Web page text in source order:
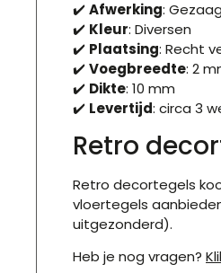
✔️Afwerking:
✔️ Kleur: Diversen
✔️ Plaatsing: Recht
✔️Voegbreedte: 2
✔️ Dikte: 10 mm
✔️ Levertijd: circa 3
Retro
Retro decortegels
vloertegels
uitgezonderd).
Heb je nog vragen?